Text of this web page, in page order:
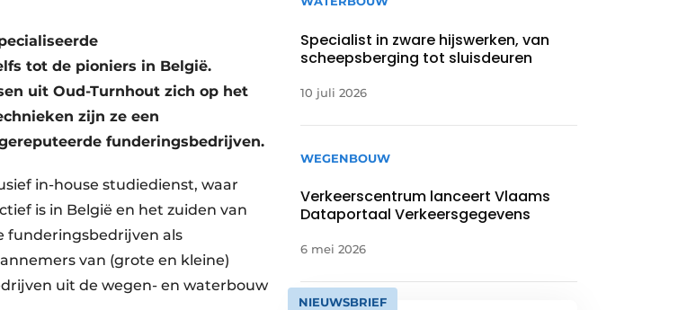
tot de pioniers in België.
uit Oud-Turnhout zich op het
zijn ze een
funderingsbedrijven.
in-house studiedienst, waar
is in België en het zuiden van
funderingsbedrijven als
van (grote en kleine)
uit de wegen- en waterbouw
Specialist in zware hijswerken, van
scheepsberging tot sluisdeuren
10 juli 2026
WEGENBOUW
Verkeerscentrum lanceert Vlaams
Dataportaal Verkeersgegevens
6 mei 2026
NIEUWSBRIEF